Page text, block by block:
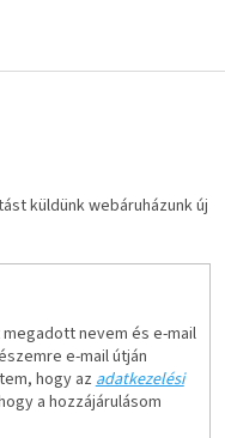
küldünk webáruházunk új
nevem és e-mail
e-mail útján
hogy azadatkezelési
a hozzájárulásom